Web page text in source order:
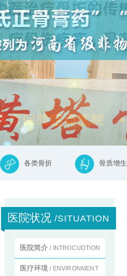
各类骨折 骨质增生
医院状况 /SITUATION
医院简介 / INTROCUDTION
医疗环境 / ENVIRONMENT